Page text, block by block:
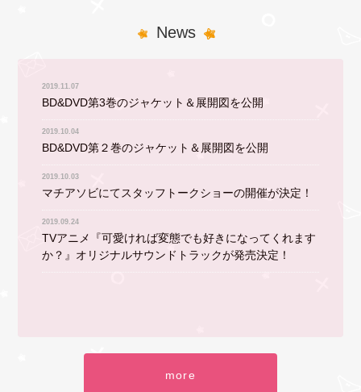
News
2019.11.07
BD&DVD第3巻のジャケット＆展開図を公開
2019.10.04
BD&DVD第２巻のジャケット＆展開図を公開
2019.10.03
マチアソビにてスタッフトークショーの開催が決定！
2019.09.24
TVアニメ『可愛ければ変態でも好きになってくれます
か？』オリジナルサウンドトラックが発売決定！
more